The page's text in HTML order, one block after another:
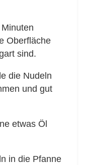
Oberfläche
sind.
die Nudeln
und gut
etwas Öl
in die Pfanne